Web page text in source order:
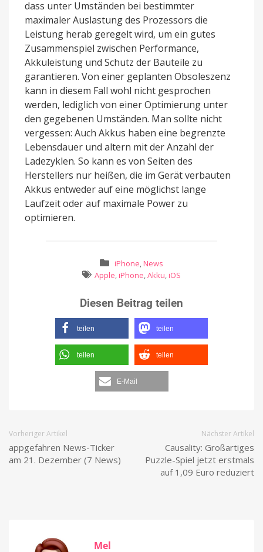
dass unter Umständen bei bestimmter
maximaler Auslastung des Prozessors die
Leistung herab geregelt wird, um ein gutes
Zusammenspiel zwischen Performance,
Akkuleistung und Schutz der Bauteile zu
garantieren. Von einer geplanten Obsoleszenz
kann in diesem Fall wohl nicht gesprochen
werden, lediglich von einer Optimierung unter
den gegebenen Umständen. Man sollte nicht
vergessen: Auch Akkus haben eine begrenzte
Lebensdauer und altern mit der Anzahl der
Ladezyklen. So kann es von Seiten des
Herstellers nur heißen, die im Gerät verbauten
Akkus entweder auf eine möglichst lange
Laufzeit oder auf maximale Power zu
optimieren.
iPhone, News
Apple, iPhone,Akku, iOS
Diesen Beitrag teilen
teilen teilen
teilen teilen
E-Mail
Vorheriger Artikel
appgefahren News-Ticker
am 21. Dezember (7 News)
Nächster Artikel
Causality: Großartiges
Puzzle-Spiel jetzt erstmals
auf 1,09 Euro reduziert
Mel